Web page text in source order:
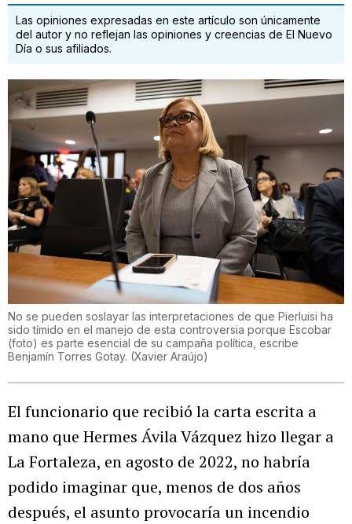
Las opiniones expresadas en este artículo son únicamente
del autor y no reflejan las opiniones y creencias de El Nuevo
Día o sus afiliados.
No se pueden soslayar las interpretaciones de que Pierluisi ha
sido tímido en el manejo de esta controversia porque Escobar
(foto) es parte esencial de su campaña política, escribe
Benjamín Torres Gotay. (Xavier Araújo)
El funcionario que recibió la carta escrita a
mano que Hermes Ávila Vázquez hizo llegar a
La Fortaleza, en agosto de 2022, no habría
podido imaginar que, menos de dos años
después, el asunto provocaría un incendio